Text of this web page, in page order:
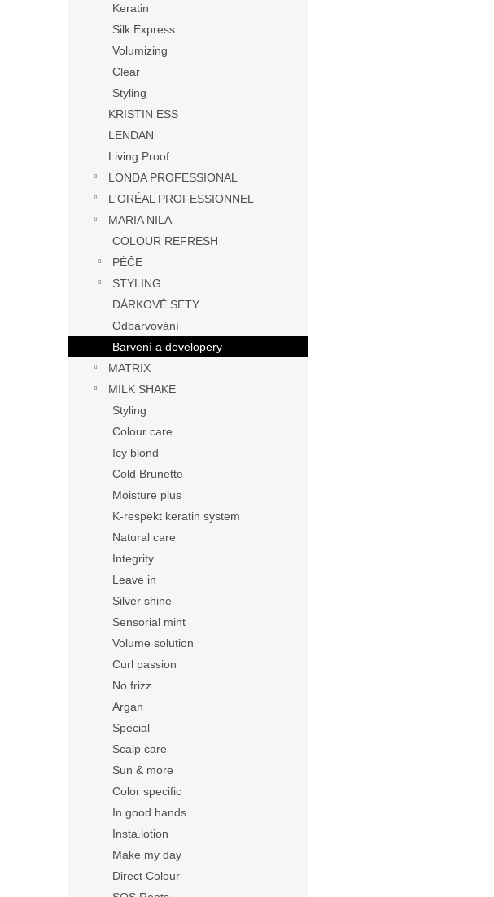
Keratin
Silk Express
Volumizing
Clear
Styling
KRISTIN ESS
LENDAN
Living Proof
LONDA PROFESSIONAL
L'ORÉAL PROFESSIONNEL
MARIA NILA
COLOUR REFRESH
PÉČE
STYLING
DÁRKOVÉ SETY
Odbarvování
Barvení a developery
MATRIX
MILK SHAKE
Styling
Colour care
Icy blond
Cold Brunette
Moisture plus
K-respekt keratin system
Natural care
Integrity
Leave in
Silver shine
Sensorial mint
Volume solution
Curl passion
No frizz
Argan
Special
Scalp care
Sun & more
Color specific
In good hands
Insta.lotion
Make my day
Direct Colour